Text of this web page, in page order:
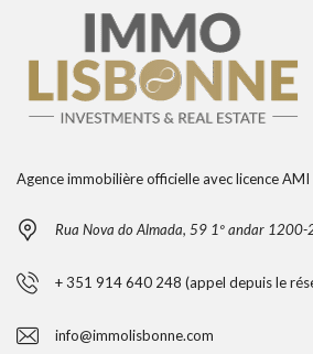
Agence immobilière officielle avec licence
Rua Nova do Almada, 59 1º andar 1200-
+ 351 914 640 248 (appel depuis le
info@immolisbonne.com